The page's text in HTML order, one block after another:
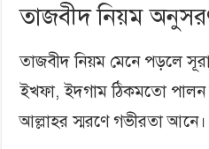
তাজবীদ নিয়ম
তাজবীদ নিয়ম মেনে পড়লে
ইখফা, ইদগাম ঠিকমতো
আল্লাহর স্মরণে গভীরতা আনে।